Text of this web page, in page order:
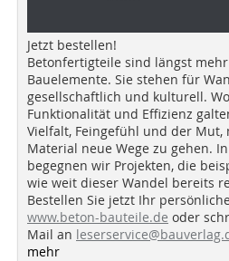
Jetzt bestellen!
Betonfertigteile sind längst
Bauelemente. Sie stehen für
gesellschaftlich und kulturell.
Funktionalität und Effizienz
Vielfalt, Feingefühl und der
Material neue Wege zu gehen.
begegnen wir Projekten, die
wie weit dieser Wandel bereits
Bestellen Sie jetzt Ihr
www.beton-bauteile.de oder
Mail an
mehr